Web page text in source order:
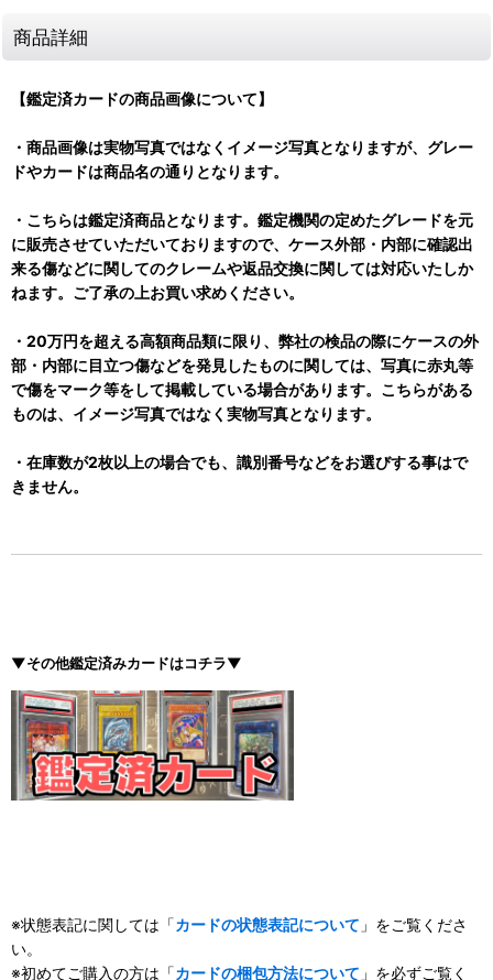
商品詳細
【鑑定済カードの商品画像について】
・商品画像は実物写真ではなくイメージ写真となりますが、グレー
ドやカードは商品名の通りとなります。
・こちらは鑑定済商品となります。鑑定機関の定めたグレードを元
に販売させていただいておりますので、ケース外部・内部に確認出
来る傷などに関してのクレームや返品交換に関しては対応いたしか
ねます。ご了承の上お買い求めください。
・20万円を超える高額商品類に限り、弊社の検品の際にケースの外
部・内部に目立つ傷などを発見したものに関しては、写真に赤丸等
で傷をマーク等をして掲載している場合があります。こちらがある
ものは、イメージ写真ではなく実物写真となります。
・在庫数が2枚以上の場合でも、識別番号などをお選びする事はで
きません。
▼その他鑑定済みカードはコチラ▼
※状態表記に関しては「カードの状態表記について 」をご覧くださ
い。
※初めてご購入の方は「カードの梱包方法について 」を必ずご覧く